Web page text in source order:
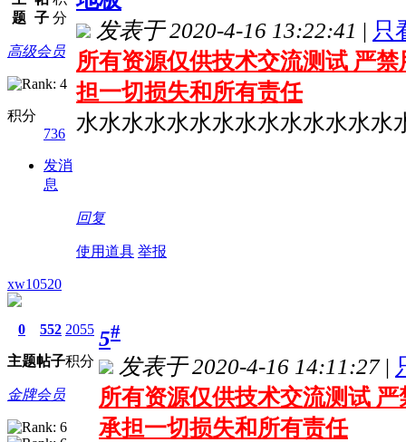
题 子 分
高级会员
积分
736
发消
息
发表于 2020-4-16 13:22:41 | 只
所有资源仅供技术交流测试 严
担一切损失和所有责任
水水水水水水水水水水水水水水
回复
使用道具 举报
xw10520
0
主题
552
帖子
2055
积分
金牌会员
5#
发表于 2020-4-16 14:11:27 |
所有资源仅供技术交流测试
承担一切损失和所有责任